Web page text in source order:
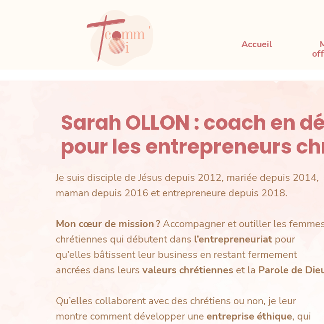
Accueil
Sarah OLLON : coach en
pour les entrepreneurs
Je suis disciple de Jésus depuis 2012, mariée depuis 2014,
maman depuis 2016 et entrepreneure depuis 2018.
Mon cœur de mission ?Accompagner et outiller les
chrétiennes qui débutent dans l’entrepreneuriat pour
qu’elles bâtissent leur business en restant fermement
ancrées dans leurs valeurs chrétiennes et la Parole de
Qu’elles collaborent avec des chrétiens ou non, je leur
montre comment développer une entreprise éthique, qui